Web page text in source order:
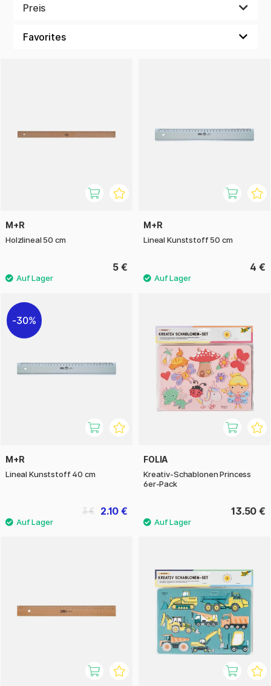
ermöglichen. Sie sind einfach zu verwenden und wurden
Diese Werkzeuge sind eine ausgezeichnete Möglichkeit, für
Preis
M+R
Holzlineal 50 cm
5 €
M+R
Lineal Kunststoff 50 cm
4 €
30%
M+R
Lineal Kunststoff 40 cm
2.10 €
3 €
FOLIA
Kreativ-Schablonen Princess
6er-Pack
13.50 €